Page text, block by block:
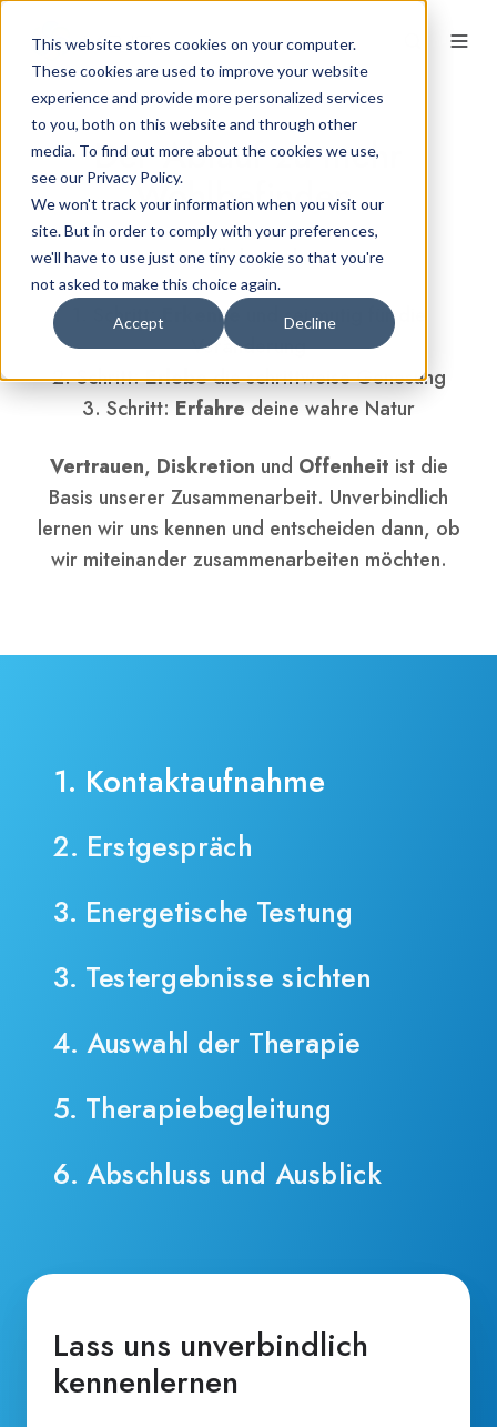
This website stores cookies on your computer.
These cookies are used to improve your website
experience and provide more personalized services
to you, both on this website and through other
media. To find out more about the cookies we use,
see our Privacy Policy.
We won't track your information when you visit our
site. But in order to comply with your preferences,
we'll have to use just one tiny cookie so that you're
not asked to make this choice again.
Accept Decline
Der Ablauf zu mehr
Wohlbefinden
Wie soll das gehen?
1. Schritt:Erkenne
und sei mutig für die
Veränderung
2. Schritt:Erlebedie schrittweise Genesung
3. Schritt: Erfahre deine wahre Natur
Vertrauen, Diskretion und Offenheit ist die
Basis unserer Zusammenarbeit. Unverbindlich
lernen wir uns kennen und entscheiden dann, ob
wir miteinander zusammenarbeiten möchten.
Lass uns unverbindlich
kennenlernen
1. Kontaktaufnahme
2. Erstgespräch
3. Energetische Testung
3. Testergebnisse sichten
4. Auswahl der Therapie
5. Therapiebegleitung
6. Abschluss und Ausblick